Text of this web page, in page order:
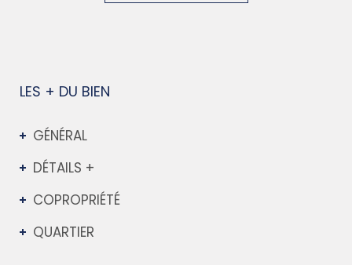
LES + DU BIEN
GÉNÉRAL
DÉTAILS +
COPROPRIÉTÉ
QUARTIER